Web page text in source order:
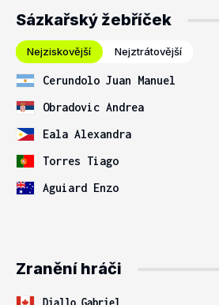
Sázkařský žebříček
Nejziskovější Nejztrátovější
Cerundolo Juan Manuel
Obradovic Andrea
Eala Alexandra
Torres Tiago
Aguiard Enzo
Zranění hráči
Diallo Gabriel